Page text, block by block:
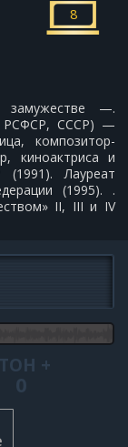
замужестве —.
РСФСР, СССР) —
композитор-
киноактриса и
(1991). Лауреат
(1995). .
II, III и IV
8
ТОН +
0